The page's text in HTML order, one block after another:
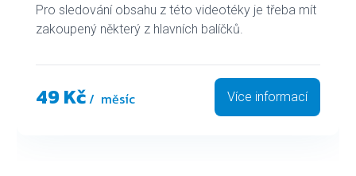
Pro sledování obsahu z této videotéky je třeba mít
zakoupený některý z hlavních balíčků.
49 Kč/ měsíc Více informací